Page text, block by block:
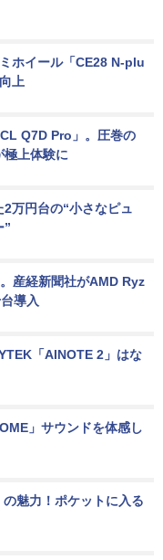
ホイール「CE28 N-plu
上
Q7D Pro」。圧巻の
極上体験に
万円台の“小さなピュ
”
産経新聞社がAMD Ryz
導入
「AINOTE 2」はな
」サウンドを体感し
魅力！ポケットに入る